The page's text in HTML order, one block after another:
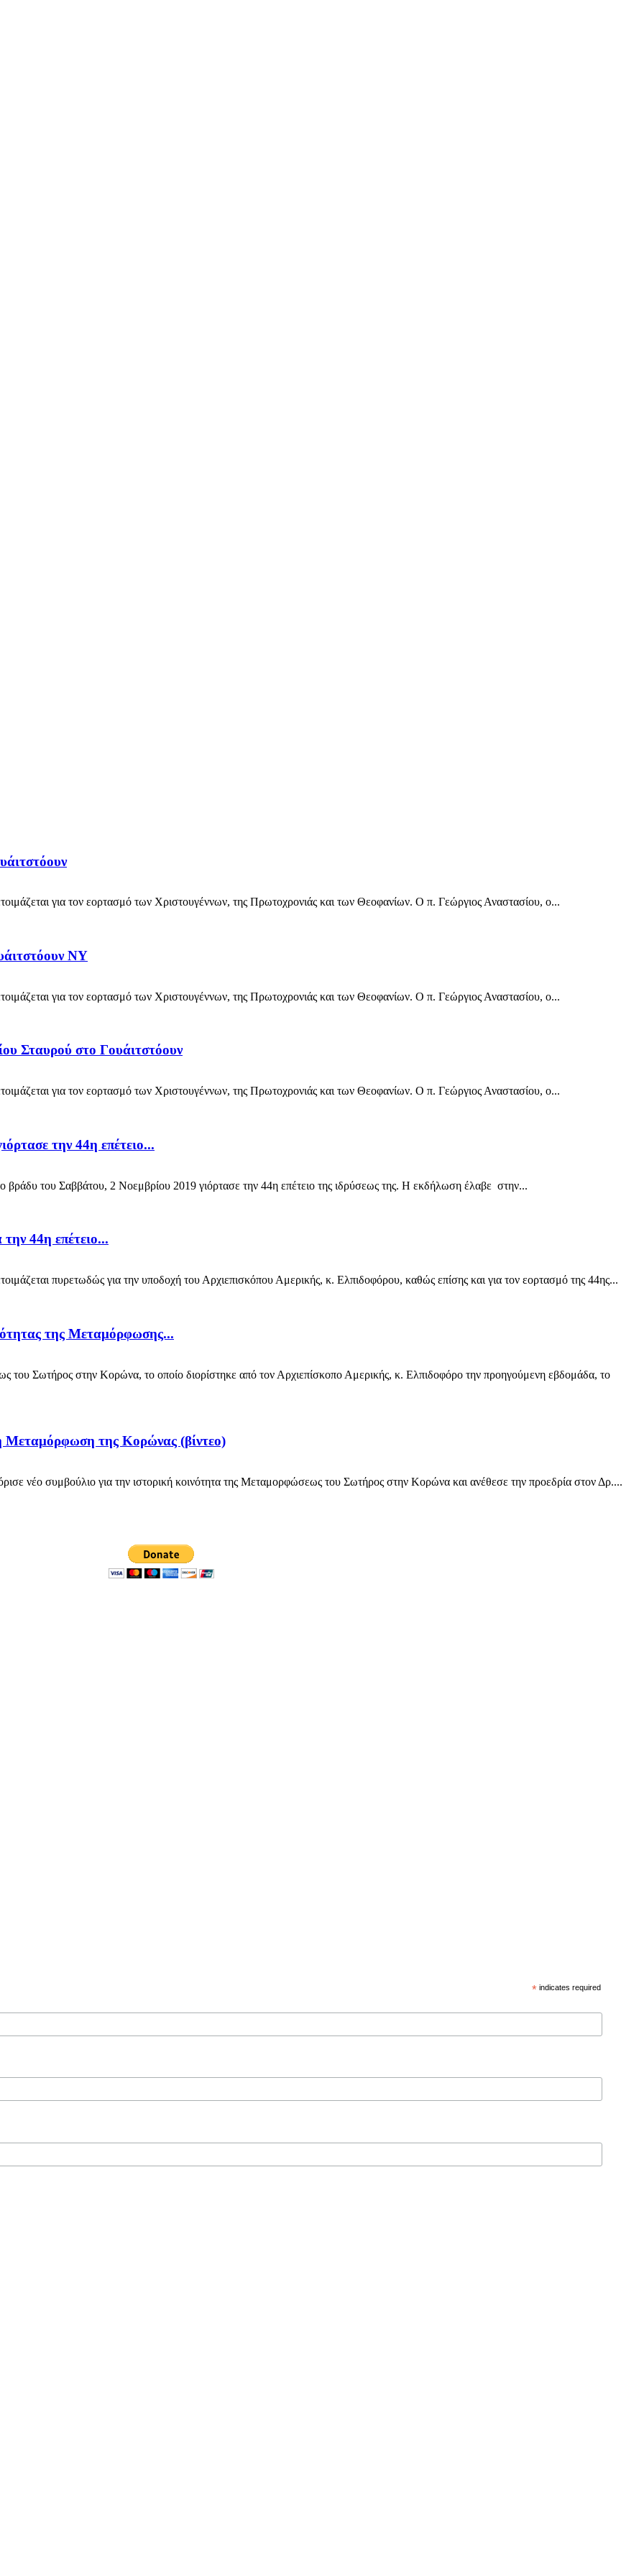
για τον εορτασμό των Χριστουγέννων, της Πρωτοχρονιάς και των Θεοφανίων. Ο π. Γεώργιος Αναστασίου, ο...
ΝΥ
για τον εορτασμό των Χριστουγέννων, της Πρωτοχρονιάς και των Θεοφανίων. Ο π. Γεώργιος Αναστασίου, ο...
Σταυρού στο Γουάιτστόουν
για τον εορτασμό των Χριστουγέννων, της Πρωτοχρονιάς και των Θεοφανίων. Ο π. Γεώργιος Αναστασίου, ο...
την 44η επέτειο...
του Σαββάτου, 2 Νοεμβρίου 2019 γιόρτασε την 44η επέτειο της ιδρύσεως της. Η εκδήλωση έλαβε στην...
44η επέτειο...
πυρετωδώς για την υποδοχή του Αρχιεπισκόπου Αμερικής, κ. Ελπιδοφόρου, καθώς επίσης και για τον εορτασμό της 44ης...
της Μεταμόρφωσης...
Σωτήρος στην Κορώνα, το οποίο διορίστηκε από τον Αρχιεπίσκοπο Αμερικής, κ. Ελπιδοφόρο την προηγούμενη εβδομάδα, το
Μεταμόρφωση της Κορώνας (βίντεο)
νέο συμβούλιο για την ιστορική κοινότητα της Μεταμορφώσεως του Σωτήρος στην Κορώνα και ανέθεσε την προεδρία στον Δρ....
* indicates required